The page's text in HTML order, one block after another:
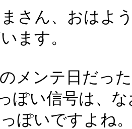
さん、おはよ
ます。
メンテ日だっ
っぽい信号は、
ぽいですよね